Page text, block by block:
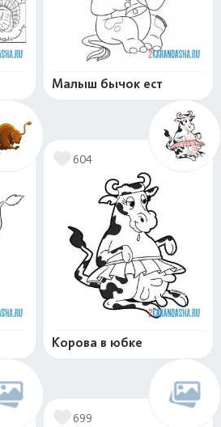
Малыш бычок ест
604
Корова в юбке
699